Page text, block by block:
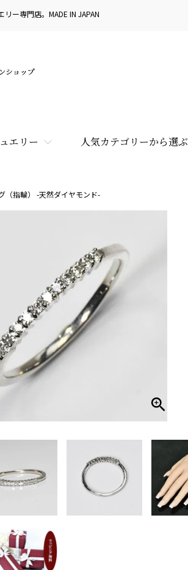
ー専門店。MADE IN JAPAN
エリー 人気カテゴリーから選ぶ
（指輪） -天然ダイヤモンド-